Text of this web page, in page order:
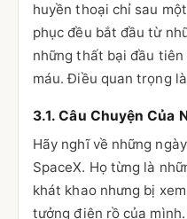
huyền thoại chỉ sau
phục đều bắt đầu từ
những thất bại đầu
máu. Điều quan trọng
3.1. Câu Chuyện Của
Hãy nghĩ về những
SpaceX. Họ từng là
khát khao nhưng bị
tưởng điên rồ của